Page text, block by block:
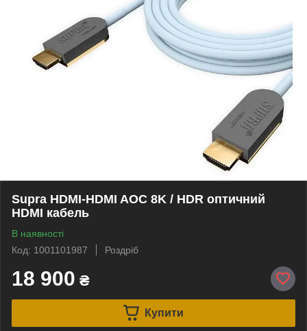
Supra HDMI-HDMI AOC 8K / HDR оптичний
HDMI кабель
В наявності
Код: 1001101987
Роздріб
18 900 ₴
Купити